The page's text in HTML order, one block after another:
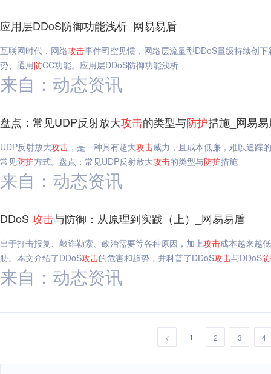
应用层DDoS防御功能浅析_网易易盾
互联网时代，网络攻击事件司空见惯，网络层流量型DDoS量级持续创
势、通用防CC功能。应用层DDoS防御功能浅析
来自：动态资讯
盘点：常见UDP反射放大攻击的类型与防护措施_网易
UDP反射放大攻击 ，是一种具有超大攻击威力，且成本低廉，难以追踪
常见防护方式。盘点：常见UDP反射放大攻击的类型与防护措施
来自：动态资讯
DDoS 攻击与防御：从原理到实践（上）_网易易盾
出于打击报复、敲诈勒索、政治需要等各种原因，加上攻击成本越来越
胁。本文介绍了DDoS攻击的危害和趋势，并科普了DDoS攻击与DDoS
来自：动态资讯
< 1 2 3 4